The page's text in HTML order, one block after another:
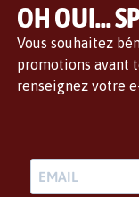
OH OUI...
Vous souhaitez
promotions avant
renseignez votre